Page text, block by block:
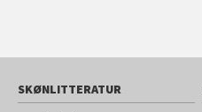
SKØNLITTERATUR